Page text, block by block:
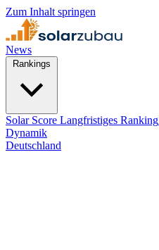
Zum Inhalt springen
News
Solar Score Langfristiges Ranking
Dynamik
Deutschland